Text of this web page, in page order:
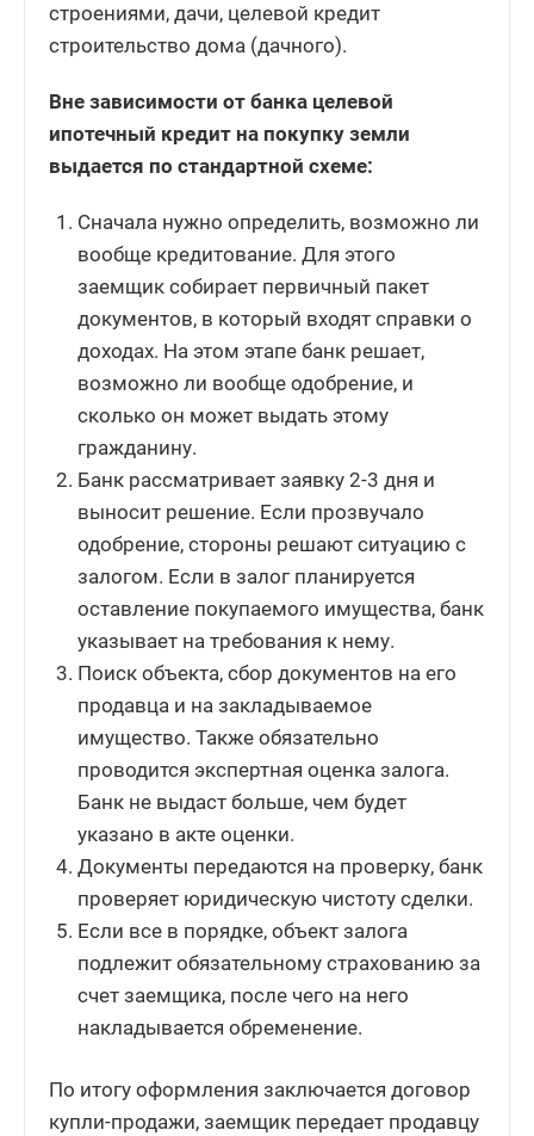
строениями, дачи, целевой кредит
строительство дома (дачного).
Вне зависимости от банка целевой
ипотечный кредит на покупку земли
выдается по стандартной схеме:
Сначала нужно определить, возможно ли
вообще кредитование. Для этого
заемщик собирает первичный пакет
документов, в который входят справки о
доходах. На этом этапе банк решает,
возможно ли вообще одобрение, и
сколько он может выдать этому
гражданину.
Банк рассматривает заявку 2-3 дня и
выносит решение. Если прозвучало
одобрение, стороны решают ситуацию с
залогом. Если в залог планируется
оставление покупаемого имущества, банк
указывает на требования к нему.
Поиск объекта, сбор документов на его
продавца и на закладываемое
имущество. Также обязательно
проводится экспертная оценка залога.
Банк не выдаст больше, чем будет
указано в акте оценки.
Документы передаются на проверку, банк
проверяет юридическую чистоту сделки.
Если все в порядке, объект залога
подлежит обязательному страхованию за
счет заемщика, после чего на него
накладывается обременение.
По итогу оформления заключается договор
купли-продажи, заемщик передает продавцу